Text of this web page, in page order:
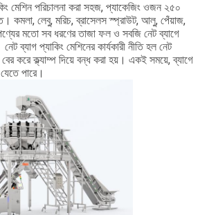
মেশিন পরিচালনা করা সহজ, প্যাকেজিং ওজন ২৫০
কমলা, লেবু, মরিচ, ব্রাসেলস স্প্রাউট, আলু, পেঁয়াজ,
মতো সব ধরণের তাজা ফল ও সবজি নেট ব্যাগে
ব্যাগ প্যাকিং মেশিনের কার্যকারী নীতি হল নেট
বের করে ক্ল্যাম্প দিয়ে বন্ধ করা হয়। একই সময়ে, ব্যাগে
পারে।